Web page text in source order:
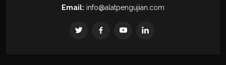
Email: info@alatpengujian.com